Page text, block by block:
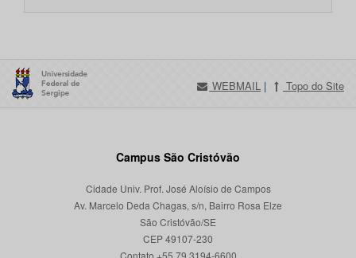
WEBMAIL | Topo do Site
Campus São Cristóvão
Cidade Univ. Prof. José Aloísio de Campos
Av. Marcelo Deda Chagas, s/n, Bairro Rosa Elze
São Cristóvão/SE
CEP 49107-230